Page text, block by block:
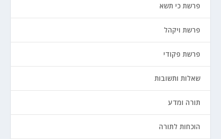
פרשת כי תשא
פרשת ויקהל
פרשת פקודי
שאלות ותשובות
תורה ומדע
הוכחות לתורה